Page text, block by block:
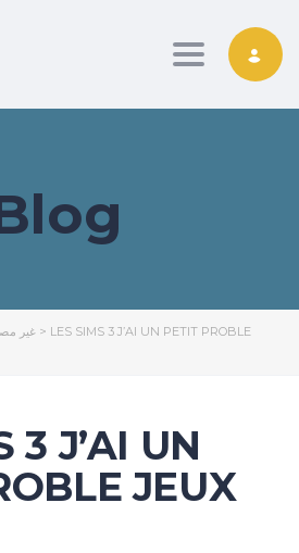
Toggle
غير > LES SIMS 3 J’AI UN PETIT PROBLE
3 J’AI UN
JEUX